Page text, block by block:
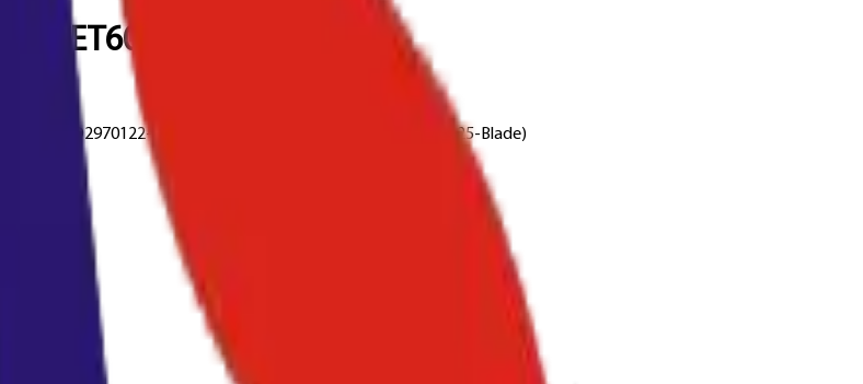
(CET6085)
407 (D2970122-Blade) - Aficio MPC305SP/305SPF (D1170125-Blade)